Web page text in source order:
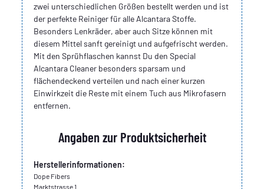
zwei unterschiedlichen Größen bestellt werden und ist
der perfekte Reiniger für alle Alcantara Stoffe.
Besonders Lenkräder, aber auch Sitze können mit
diesem Mittel sanft gereinigt und aufgefrischt werden.
Mit den Sprühflaschen kannst Du den Special
Alcantara Cleaner besonders sparsam und
flächendeckend verteilen und nach einer kurzen
Einwirkzeit die Reste mit einem Tuch aus Mikrofasern
entfernen.
Angaben zur Produktsicherheit
Herstellerinformationen:
Dope Fibers
Marktstrasse 1